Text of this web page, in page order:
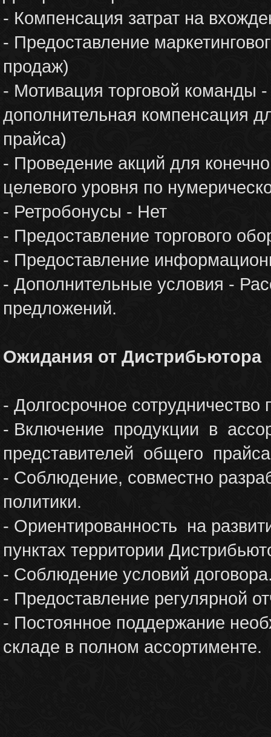
- Компенсация затрат на
- Предоставление
продаж)
- Мотивация торговой команды
дополнительная компенсация
прайса)
- Проведение акций для
целевого уровня по
- Ретробонусы - Нет
- Предоставление торгового
- Предоставление
- Дополнительные условия -
предложений.
Ожидания от Дистрибьютора
- Долгосрочное
- Включение продукции в
представителей общего
- Соблюдение, совместно
политики.
- Ориентированность на
пунктах территории
- Соблюдение условий
- Предоставление регулярной
- Постоянное поддержание
складе в полном ассортименте.